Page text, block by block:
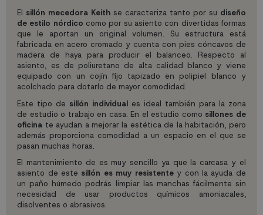
El sillón mecedora Keith se caracteriza tanto por su diseño
de estilo nórdico como por su asiento con divertidas formas
que le aportan un original volumen. Su estructura está
fabricada en acero cromado y cuenta con pies cóncavos de
madera de haya para producir el balanceo. Respecto al
asiento, es de poliuretano de alta calidad blanco y viene
equipado con un cojín fijo tapizado en polipiel blanco y
acolchado para dotarlo de mayor comodidad.
Este tipo de sillón individual es ideal también para la zona
de estudio o trabajo en casa. En el estudio como sillones de
oficina te ayudan a mejorar la estética de la habitación, pero
además proporciona comodidad a un espacio en el que se
pasan muchas horas.
El mantenimiento de es muy sencillo ya que la carcasa y el
asiento de este sillón es muy resistente y con la ayuda de
un paño húmedo podrás limpiar las manchas fácilmente sin
necesidad de usar productos químicos amoniacales,
disolventes o abrasivos.